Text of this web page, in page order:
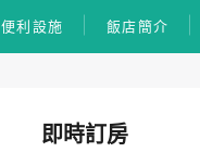
便利設施 飯店簡介
即時訂房